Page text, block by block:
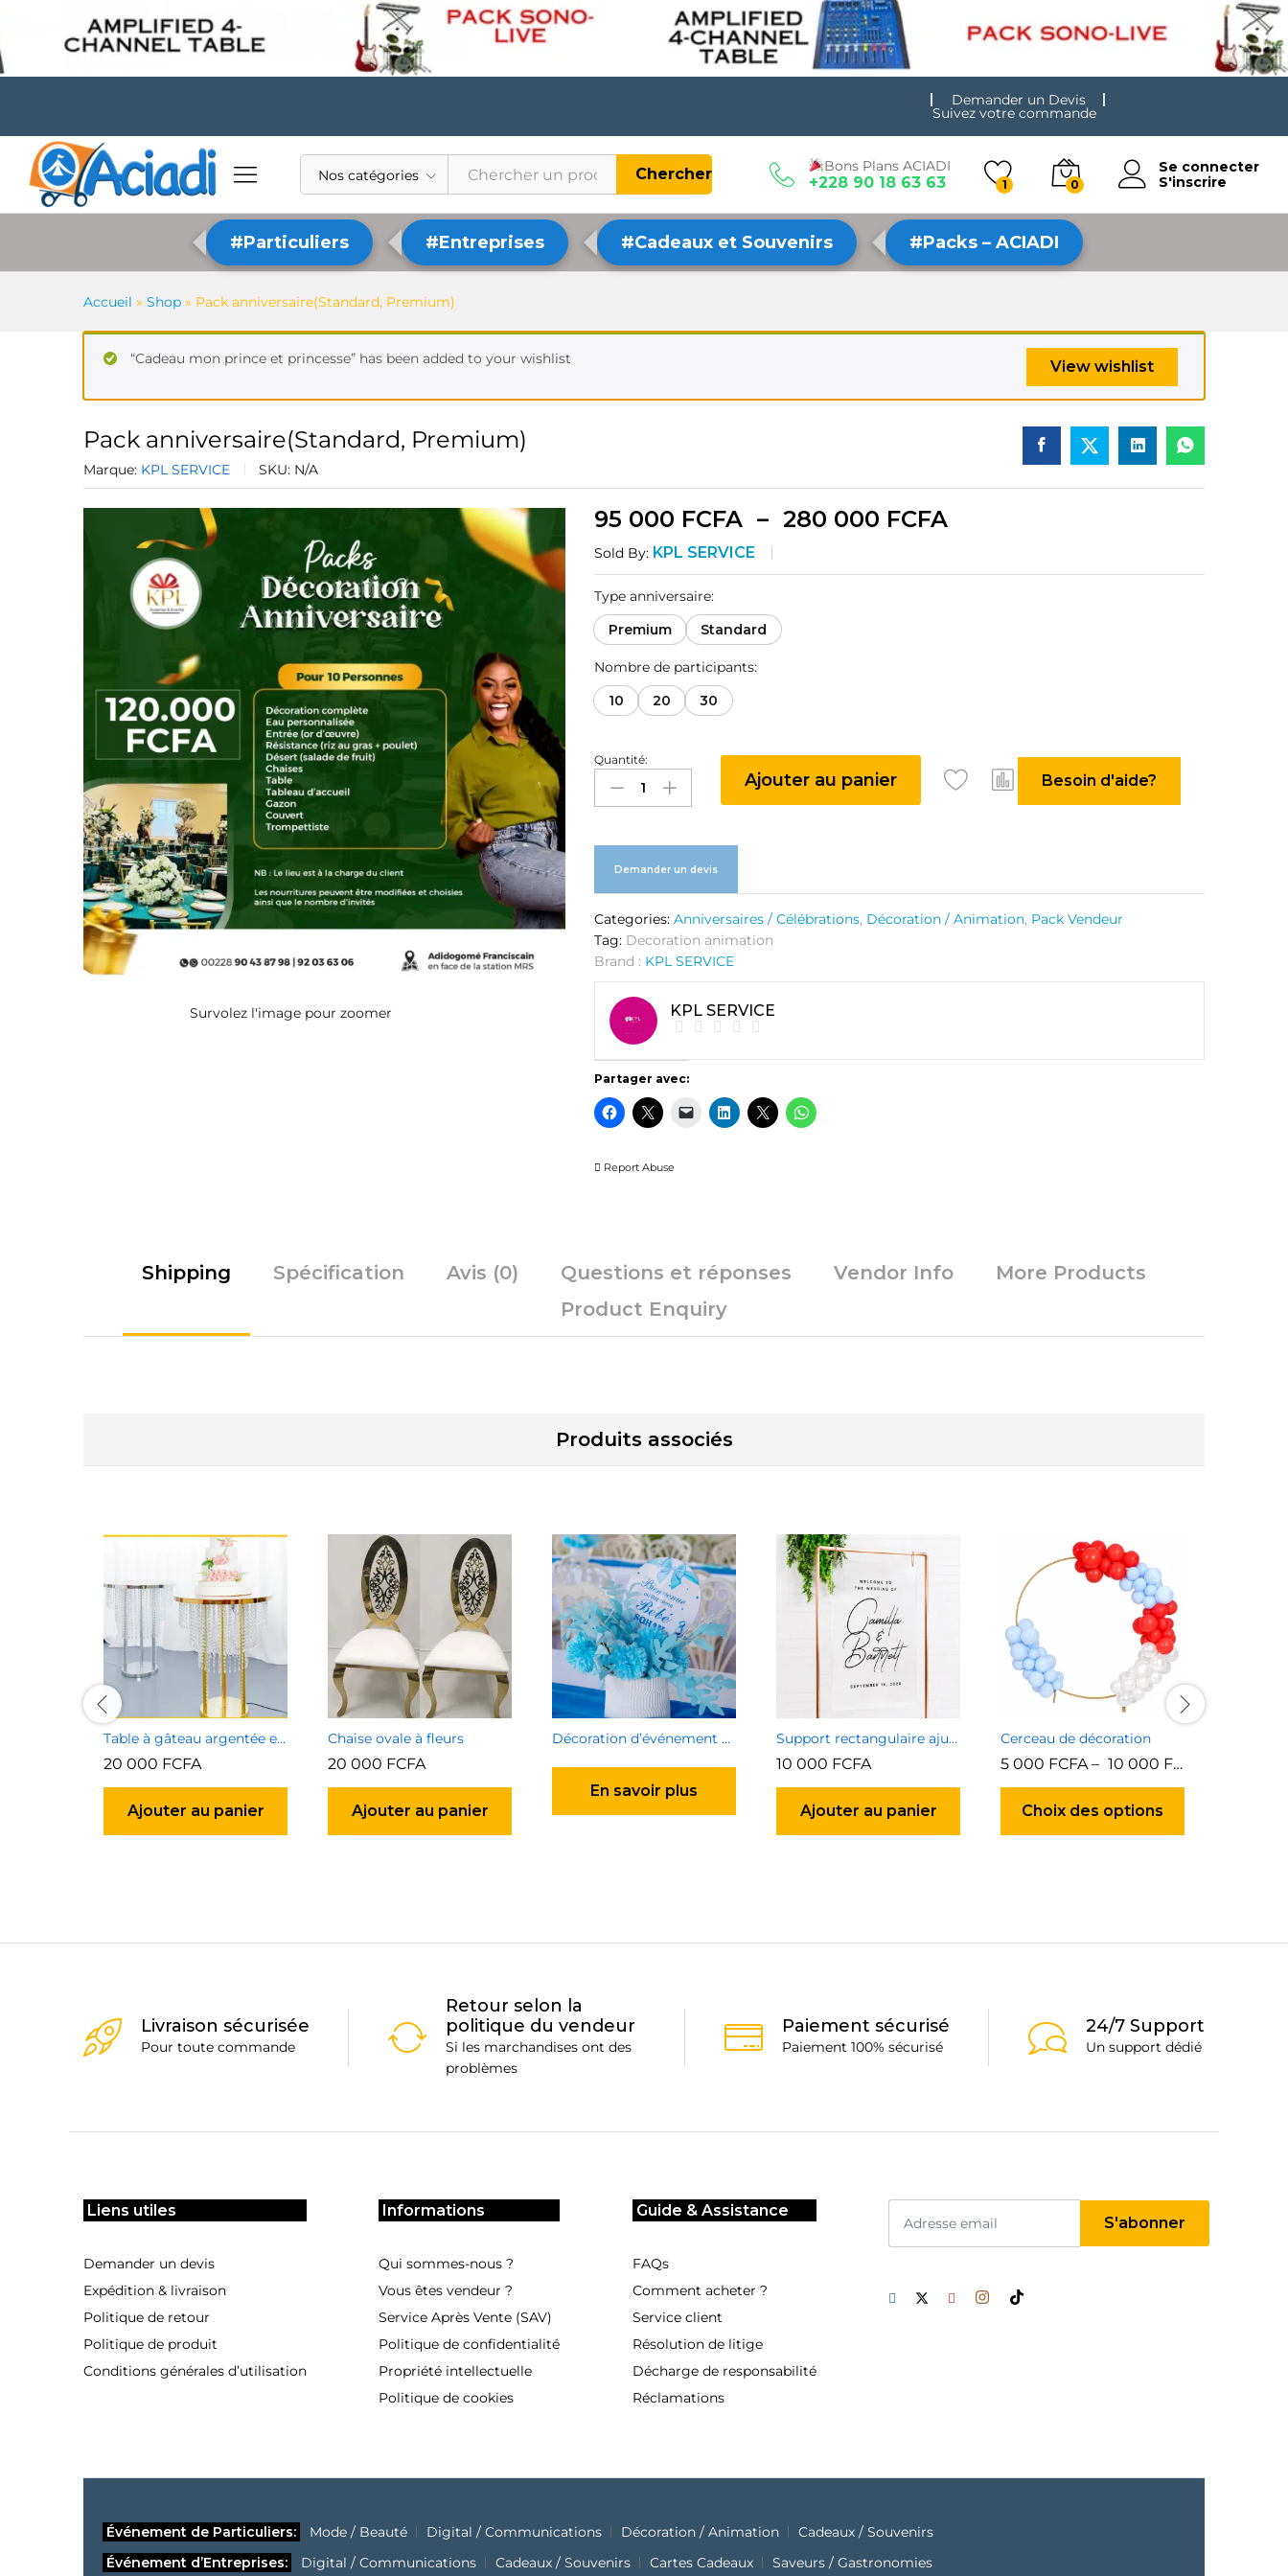
Demander un Devis
Suivez votre commande
Nos catégories Chercher Bons Plans ACIADI
+228 90 18 63 63 1 0
Se connecter
S'inscrire
#Particuliers #Entreprises #Cadeaux et Souvenirs #Packs – ACIADI
Accueil » Shop » Pack anniversaire(Standard, Premium)
View wishlist
“Cadeau mon prince et princesse” has been added to your wishlist
Pack anniversaire(Standard, Premium)
Marque: KPL SERVICE SKU: N/A
Survolez l'image pour zoomer
95 000 FCFA – 280 000 FCFA
Sold By: KPL SERVICE
Type anniversaire:
Premium
Standard
Nombre de participants:
10
20 30
Pack
anniversaire(Standard,
Premium)
Quantité:
Ajouter au panier Besoin d'aide?
Demander un devis
Categories:Anniversaires / Célébrations, Décoration / Animation, Pack Vendeur
Tag: Decoration animation
Brand : KPL SERVICE
KPL SERVICE
Partager avec:
Report Abuse
Shipping Spécification Avis (0) Questions et réponses Vendor Info
More Products
Product Enquiry
Produits associés
Table à gâteau argentée et dorée
20 000 FCFA
Ajouter au panier
Chaise ovale à fleurs
20 000 FCFA
Ajouter au panier
Décoration d’événement de particulier
En savoir plus
Support rectangulaire ajustable
10 000 FCFA
Ajouter au panier
Cerceau de décoration
5 000 FCFA – 10 000 FCFA
Choix des options
page
du
Livraison sécurisée
Pour toute commande
Retour selon la
politique du vendeur
Si les marchandises ont des
problèmes
Paiement sécurisé
Paiement 100% sécurisé
24/7 Support
Un support dédié
Liens utiles
Demander un devis
Expédition & livraison
Politique de retour
Politique de produit
Conditions générales d’utilisation
Informations
Qui sommes-nous ?
Vous êtes vendeur ?
Service Après Vente (SAV)
Politique de confidentialité
Propriété intellectuelle
Politique de cookies
Guide & Assistance
FAQs
Comment acheter ?
Service client
Résolution de litige
Décharge de responsabilité
Réclamations
Événement de Particuliers: Mode / Beauté Digital / Communications Décoration / Animation
Cadeaux / Souvenirs
Événement d’Entreprises:
Digital / Communications Cadeaux / Souvenirs Cartes Cadeaux Saveurs / Gastronomies